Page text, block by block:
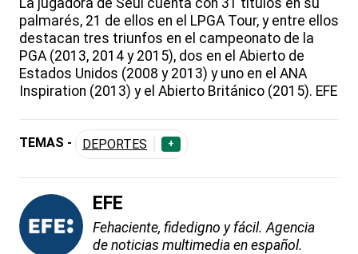
La jugadora de Seúl cuenta con 31 títulos en su
palmarés, 21 de ellos en el LPGA Tour, y entre ellos
destacan tres triunfos en el campeonato de la
PGA (2013, 2014 y 2015), dos en el Abierto de
Estados Unidos (2008 y 2013) y uno en el ANA
Inspiration (2013) y el Abierto Británico (2015). EFE
TEMAS - DEPORTES +
EFE
Fehaciente, fidedigno y fácil. Agencia
de noticias multimedia en español.